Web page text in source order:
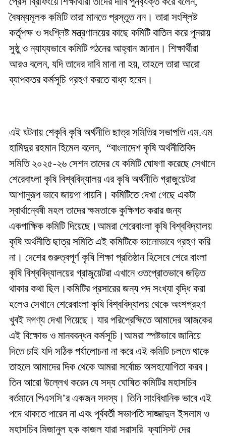
বৈষম্যমূলক কমিটি তারা মানতে প্রস্তুত নন। তারা সংশ্লিষ্ট
কর্তৃপক্ষ ও সংশ্লিষ্ট মন্ত্রণালয়ের কাছে কমিটি বাতিল করে পুনরায়
সুষ্ঠু ও ন্যায্যভাবে কমিটি গঠনের আহ্বান জানান। শিক্ষার্থীরা
আরও বলেন, যদি তাদের দাবি মানা না হয়, তাহলে তারা আরো
ব্যাপকতর কর্মসূচি গ্রহণ করতে বাধ্য হবেন।
এই ঘটনায় শেকৃবি কৃষি অর্থনীতি ছাত্র সমিতির সভাপতি এম.এম
হামিদুর রহমান হিমেল বলেন, “বাংলাদেশ কৃষি অর্থনীতিবিদ
সমিতি ২০২৫-২৬ সেশন তাদের যে কমিটি ঘোষণা করেছে সেখানে
শেরেবাংলা কৃষি বিশ্ববিদ্যালয় এর কৃষি অর্থনীতি গ্রাজুয়েটরা
আশানুরূপ ভাবে জায়গা পায়নি। কমিটিতে দেখা গেছে একটা
স্বার্থান্বেষী মহল তাদের ক্ষমতাকে কুক্ষিগত করার জন্য
একপাক্ষিক কমিটি দিয়েছে।আমরা শেরেবাংলা কৃষি বিশ্ববিদ্যালয়
কৃষি অর্থনীতি ছাত্র সমিতি এই কমিটিকে ভালোভাবে গ্রহণ করি
না। দেশের গুরুত্বপূর্ণ কৃষি শিক্ষা প্রতিষ্ঠান হিসেবে শেরে বাংলা
কৃষি বিশ্ববিদ্যালয়ের গ্রাজুয়েটরা এখানে ওতপ্রোতভাবে জড়িত
থাকার কথা ছিল।কমিটির প্রসারের জন্য পদ সংখ্যা বৃদ্ধি করা
হলেও সেখানে শেরেবাংলা কৃষি বিশ্ববিদ্যালয় থেকে অংশগ্রহণ
খুবই নগণ্য দেখা গিয়েছে। যার পরিপ্রেক্ষিতে আমাদের আজকের
এই বিক্ষোভ ও মানববন্ধন কর্মসূচি।আমরা স্পষ্টভাবে জানিয়ে
দিতে চাই যদি সঠিক পর্যালোচনা না করে এই কমিটি চলতে থাকে
তাহলে আমাদের দিক থেকে আমরা সর্বোচ্চ অসহযোগিতা করব।
তিন আরো উল্লেখ করেন যে সদ্য ঘোষিত কমিটির মহাসচিব
বর্তমানে পিএসসি’র একজন সদস্য। তিনি সাংবিধানিক ভাবে এই
পদে থাকতে পারেন না এবং পূর্ববর্তী সভাপতি সাজ্জাদুল ইসলাম ও
মহাসচিব মিজানুল হক কাজল যারা সরাসরি ফ্যাসিস্ট দের